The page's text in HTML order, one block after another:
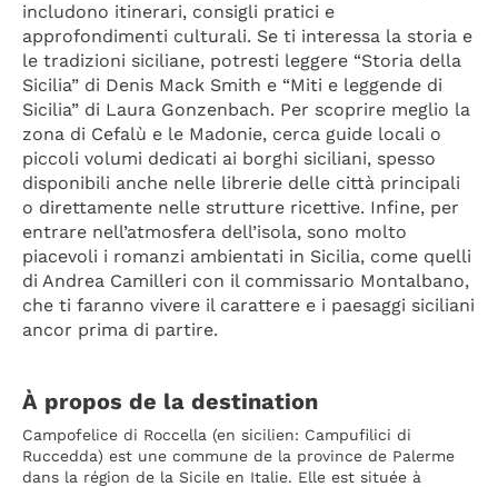
includono itinerari, consigli pratici e
approfondimenti culturali. Se ti interessa la storia e
le tradizioni siciliane, potresti leggere “Storia della
Sicilia” di Denis Mack Smith e “Miti e leggende di
Sicilia” di Laura Gonzenbach. Per scoprire meglio la
zona di Cefalù e le Madonie, cerca guide locali o
piccoli volumi dedicati ai borghi siciliani, spesso
disponibili anche nelle librerie delle città principali
o direttamente nelle strutture ricettive. Infine, per
entrare nell’atmosfera dell’isola, sono molto
piacevoli i romanzi ambientati in Sicilia, come quelli
di Andrea Camilleri con il commissario Montalbano,
che ti faranno vivere il carattere e i paesaggi siciliani
ancor prima di partire.
À propos de la destination
Campofelice di Roccella (en sicilien: Campufilici di
Ruccedda) est une commune de la province de Palerme
dans la région de la Sicile en Italie. Elle est située à